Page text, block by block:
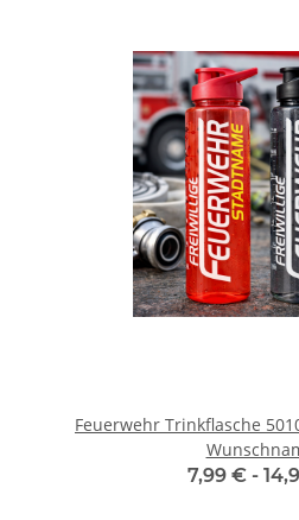
Feuerwehr Trinkflasche 5010
7,99 € -